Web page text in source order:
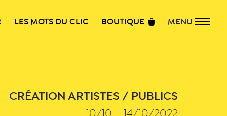
LES MOTS DU CLIC BOUTIQUE MENU
CRÉATION ARTISTES / PUBLICS